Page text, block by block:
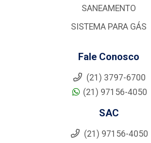
SANEAMENTO
SISTEMA PARA GÁS
Fale Conosco
(21) 3797-6700
(21) 97156-4050
SAC
(21) 97156-4050